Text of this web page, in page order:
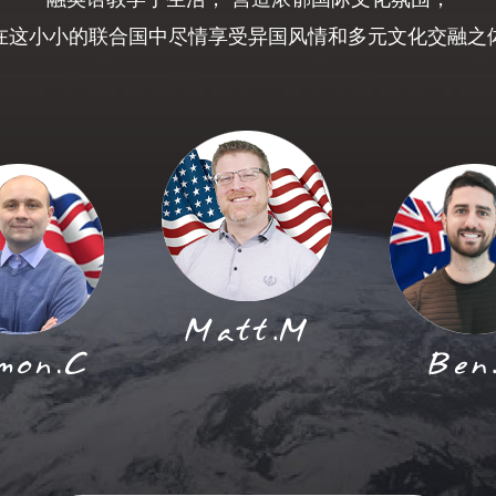
这小小的联合国中尽情享受异国风情和多元文化交融之